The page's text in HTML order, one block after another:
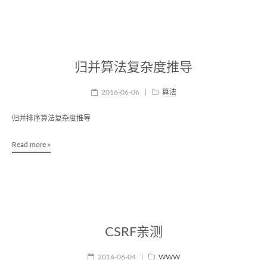
归并算法复杂度推导
2016-06-06 算法
归并排序算法复杂度推导
Read more »
CSRF亲测
2016-06-04 WWW